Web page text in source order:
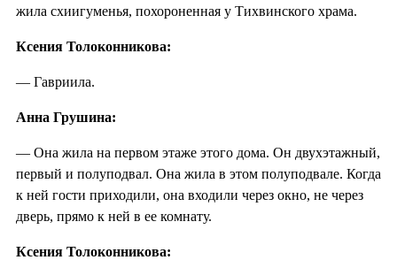
жила схиигуменья, похороненная у Тихвинского храма.
Ксения Толоконникова:
— Гавриила.
Анна Грушина:
— Она жила на первом этаже этого дома. Он двухэтажный,
первый и полуподвал. Она жила в этом полуподвале. Когда
к ней гости приходили, она входили через окно, не через
дверь, прямо к ней в ее комнату.
Ксения Толоконникова: